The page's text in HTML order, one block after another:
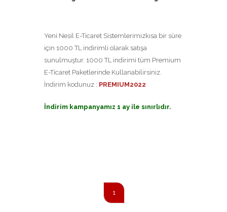
Yeni Nesil E-Ticaret Sistemlerimizkısa bir süre
için 1000 TL indirimli olarak satışa
sunulmuştur. 1000 TL indirimi tüm Premium
E-Ticaret Paketlerinde Kullanabilirsiniz.
İndirim kodunuz : PREMIUM2022
İndirim kampanyamız 1 ay ile sınırlıdır.
1